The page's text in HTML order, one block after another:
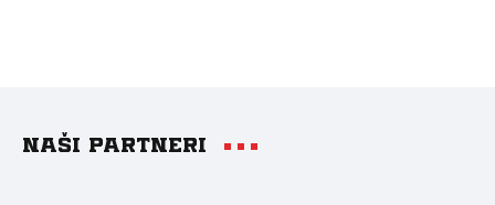
Naši partneri